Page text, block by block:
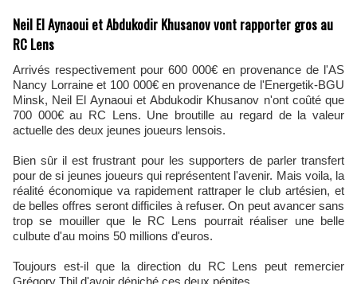
Neil El Aynaoui et Abdukodir Khusanov vont rapporter gros au
RC Lens
Arrivés respectivement pour 600 000€ en provenance de l'AS
Nancy Lorraine et 100 000€ en provenance de l'Energetik-BGU
Minsk, Neil El Aynaoui et Abdukodir Khusanov n'ont coûté que
700 000€ au RC Lens. Une broutille au regard de la valeur
actuelle des deux jeunes joueurs lensois.
Bien sûr il est frustrant pour les supporters de parler transfert
pour de si jeunes joueurs qui représentent l'avenir. Mais voila, la
réalité économique va rapidement rattraper le club artésien, et
de belles offres seront difficiles à refuser. On peut avancer sans
trop se mouiller que le RC Lens pourrait réaliser une belle
culbute d'au moins 50 millions d'euros.
Toujours est-il que la direction du RC Lens peut remercier
Grégory Thil d'avoir déniché ces deux pépites.